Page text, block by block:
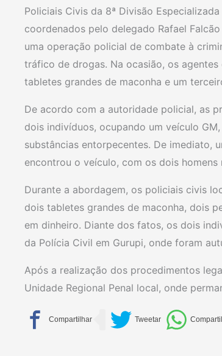
Policiais Civis da 8ª Divisão
coordenados pelo delegado Rafael
uma operação policial de combate à
tráfico de drogas. Na ocasião, os
tabletes grandes de maconha e um
De acordo com a autoridade policial, as
dois indivíduos, ocupando um veículo
substâncias entorpecentes. De imediato,
encontrou o veículo, com os dois homens
Durante a abordagem, os policiais civis
dois tabletes grandes de maconha, dois
em dinheiro. Diante dos fatos, os dois
da Polícia Civil em Gurupi, onde foram
Após a realização dos procedimentos
Unidade Regional Penal local, onde